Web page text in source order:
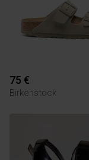
75 €
Birkenstock